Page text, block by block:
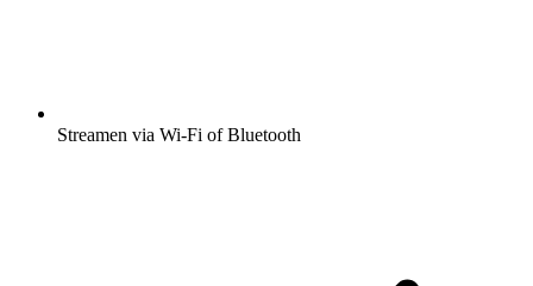
Streamen via Wi-Fi of Bluetooth